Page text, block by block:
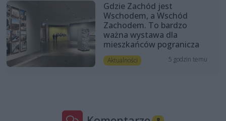
Gdzie Zachód jest
Wschodem, a Wschód
Zachodem. To bardzo
ważna wystawa dla
mieszkańców pogranicza
Aktualności 5 godzin temu